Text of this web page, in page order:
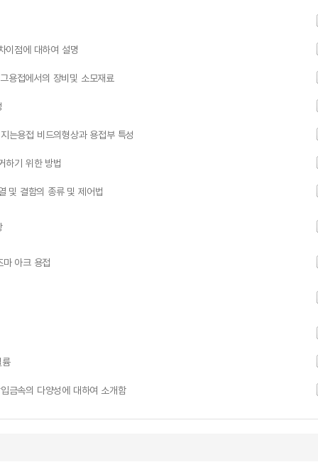
이점에 대하여 설명
용접에서의 장비및 소모재료
는용접 비드의형상과 용접부 특성
하기 위한 방법
및 결함의 종류 및 제어법
마 아크 용접
륨
금속의 다양성에 대하여 소개함